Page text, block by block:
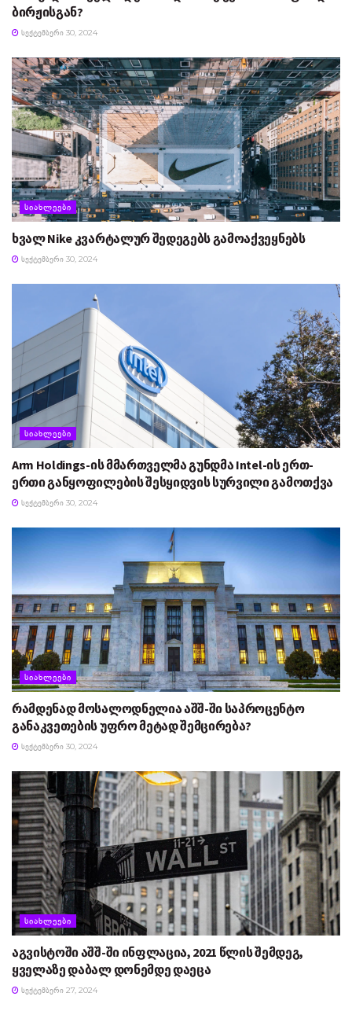
ბირჟისგან?
ᲡᲔᲥᲢᲔᲛᲑᲔᲠᲘ 30, 2024
ᲡᲘᲐᲮᲚᲔᲔᲑᲘ
ხვალ Nike კვარტალურ შედეგებს გამოაქვეყნებს
ᲡᲔᲥᲢᲔᲛᲑᲔᲠᲘ 30, 2024
ᲡᲘᲐᲮᲚᲔᲔᲑᲘ
Arm Holdings-ის მმართველმა გუნდმა Intel-ის ერთ-
ერთი განყოფილების შესყიდვის სურვილი გამოთქვა
ᲡᲔᲥᲢᲔᲛᲑᲔᲠᲘ 30, 2024
ᲡᲘᲐᲮᲚᲔᲔᲑᲘ
რამდენად მოსალოდნელია აშშ-ში საპროცენტო
განაკვეთების უფრო მეტად შემცირება?
ᲡᲔᲥᲢᲔᲛᲑᲔᲠᲘ 30, 2024
ᲡᲘᲐᲮᲚᲔᲔᲑᲘ
აგვისტოში აშშ-ში ინფლაცია, 2021 წლის შემდეგ,
ყველაზე დაბალ დონემდე დაეცა
ᲡᲔᲥᲢᲔᲛᲑᲔᲠᲘ 27, 2024